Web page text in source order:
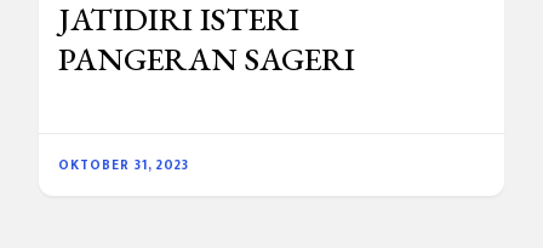
JATIDIRI ISTERI
PANGERAN SAGERI
OKTOBER 31, 2023